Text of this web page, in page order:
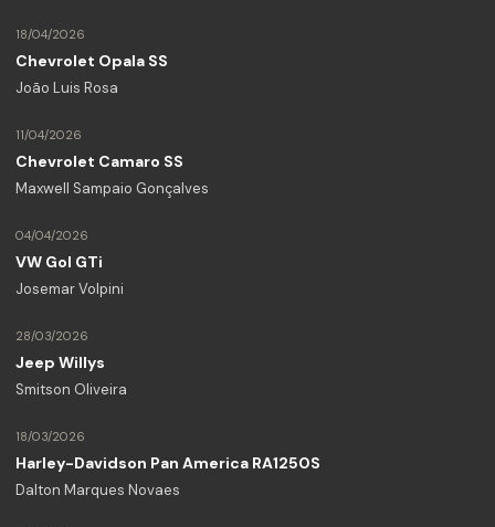
18/04/2026
Chevrolet Opala SS
João Luis Rosa
11/04/2026
Chevrolet Camaro SS
Maxwell Sampaio Gonçalves
04/04/2026
VW Gol GTi
Josemar Volpini
28/03/2026
Jeep Willys
Smitson Oliveira
18/03/2026
Harley-Davidson Pan America RA1250S
Dalton Marques Novaes